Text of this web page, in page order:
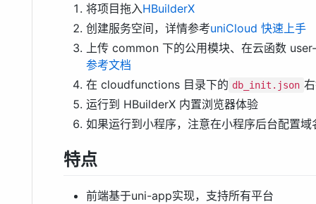
将项目拖入HBuilderX
创建服务空间，详情参考uniCloud 快速上手
上传 common 下的公用模块、在云函数
参考文档
在 cloudfunctions 目录下的 db_init.json
运行到 HBuilderX 内置浏览器体验
如果运行到小程序，注意在小程序后台配置域
特点
前端基于uni-app实现，支持所有平台